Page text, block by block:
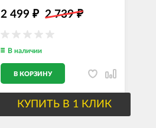
2 499 ₽ 2 739₽
В наличии
В КОРЗИНУ
КУПИТЬ В 1 КЛИК